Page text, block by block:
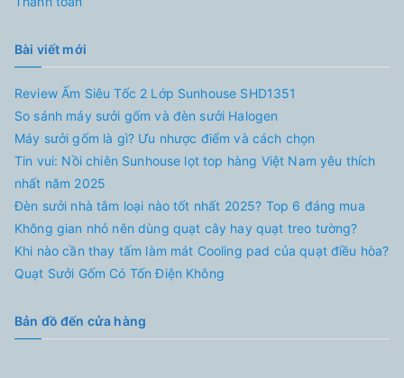
Bài viết mới
Review Ấm Siêu Tốc 2 Lớp Sunhouse SHD1351
So sánh máy sưởi gốm và đèn sưởi Halogen
Máy sưởi gốm là gì? Ưu nhược điểm và cách chọn
Tin vui: Nồi chiên Sunhouse lọt top hàng Việt Nam yêu thích
nhất năm 2025
Đèn sưởi nhà tắm loại nào tốt nhất 2025? Top 6 đáng mua
Không gian nhỏ nên dùng quạt cây hay quạt treo tường?
Khi nào cần thay tấm làm mát Cooling pad của quạt điều hòa?
Quạt Sưởi Gốm Có Tốn Điện Không
Bản đồ đến cửa hàng